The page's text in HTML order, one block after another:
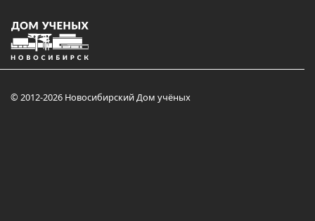
© 2012-2026 Новосибирский Дом учёных